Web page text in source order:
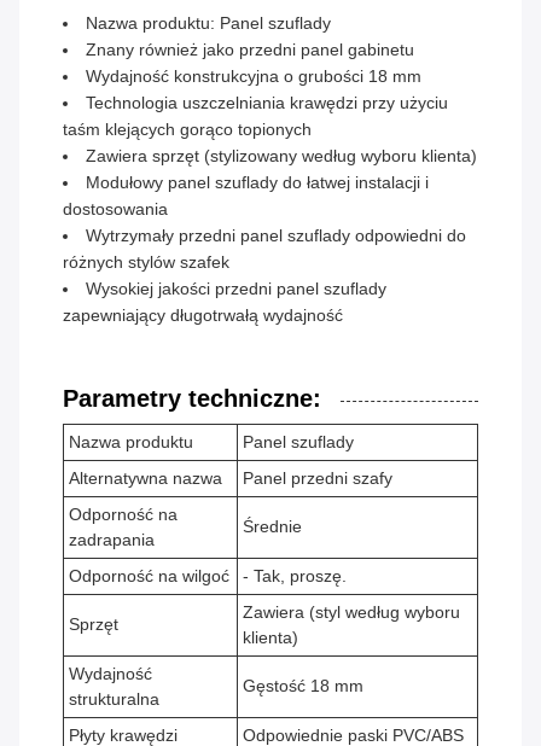
Nazwa produktu: Panel szuflady
Znany również jako przedni panel gabinetu
Wydajność konstrukcyjna o grubości 18 mm
Technologia uszczelniania krawędzi przy użyciu
taśm klejących gorąco topionych
Zawiera sprzęt (stylizowany według wyboru klienta)
Modułowy panel szuflady do łatwej instalacji i
dostosowania
Wytrzymały przedni panel szuflady odpowiedni do
różnych stylów szafek
Wysokiej jakości przedni panel szuflady
zapewniający długotrwałą wydajność
Parametry techniczne:
Nazwa produktu
Panel szuflady
Alternatywna nazwa
Panel przedni szafy
Odporność na
zadrapania
Średnie
Odporność na wilgoć - Tak, proszę.
Sprzęt
Zawiera (styl według wyboru
klienta)
Wydajność
strukturalna
Gęstość 18 mm
Płyty krawędzi Odpowiednie paski PVC/ABS